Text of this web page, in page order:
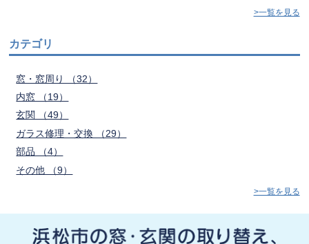
>一覧を見る
カテゴリ
窓・窓周り （32）
内窓 （19）
玄関 （49）
ガラス修理・交換 （29）
部品 （4）
その他 （9）
>一覧を見る